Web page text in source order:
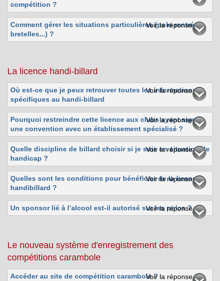
compétition ?
Comment gérer les situations particulières (polo rentré,
bretelles...) ?
Voir la réponse
La licence handi-billard
Où est-ce que je peux retrouver toutes les informations
spécifiques au handi-billard
Voir la réponse
Pourquoi restreindre cette licence aux clubs ayant signé
une convention avec un établissement spécialisé ?
Voir la réponse
Quelle discipline de billard choisir si je suis en situation de
handicap ?
Voir la réponse
Quelles sont les conditions pour bénéficier de la licence
handibillard ?
Voir la réponse
Un sponsor lié à l’alcool est-il autorisé sur les polos ?
Voir la réponse
Le nouveau système d'enregistrement des
compétitions carambole
Accéder au site de compétition carambole ?Voir la réponse